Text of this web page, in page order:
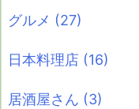
グルメ (27)
日本料理店 (16)
居酒屋さん (3)